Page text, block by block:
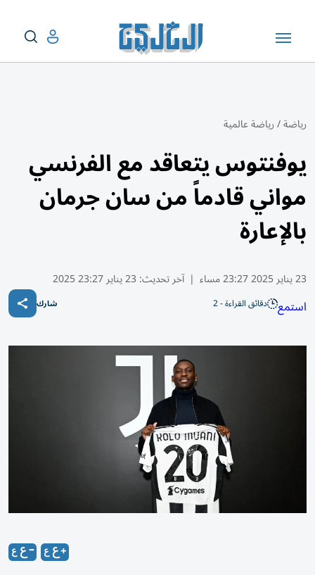
رياضة/رياضة عالمية
يوفنتوس يتعاقد مع الفرنسي
مواني قادماً من سان جرمان
بالإعارة
23 يناير 2025 23:27 مساء | آخر تحديث: 23 يناير 23:27 2025
استمع دقائق القراءة - 2 شارك